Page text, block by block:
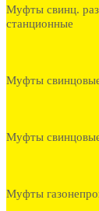
Муфты свинц.
станционные
Муфты
Муфты
Муфты